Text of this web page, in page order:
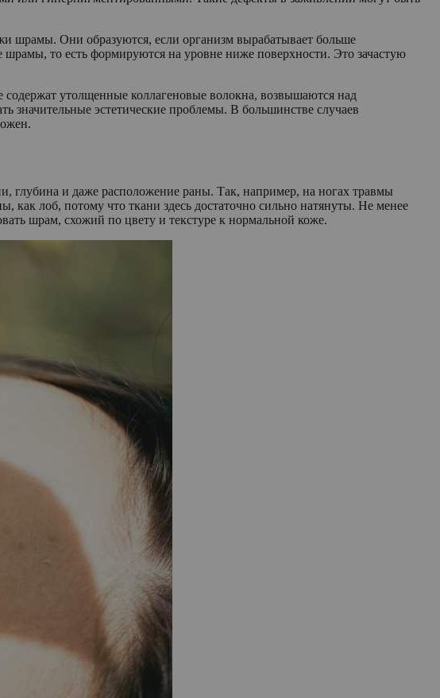
шрамы. Они образуются, если организм вырабатывает больше
то есть формируются на уровне ниже поверхности. Это зачастую
утолщенные коллагеновые волокна, возвышаются над
значительные эстетические проблемы. В большинстве случаев
глубина и даже расположение раны. Так, например, на ногах травмы
как лоб, потому что ткани здесь достаточно сильно натянуты. Не менее
шрам, схожий по цвету и текстуре к нормальной коже.